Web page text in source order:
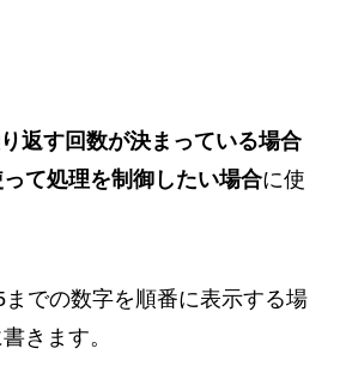
返す回数が決まっている場合
て処理を制御したい場合に使
での数字を順番に表示する場
きます。